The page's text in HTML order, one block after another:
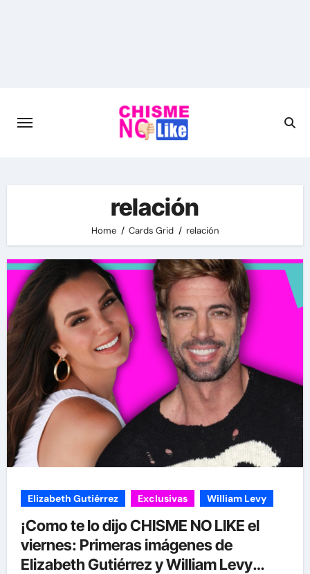
relación
Home Cards Grid relación
Elizabeth Gutiérrez Exclusivas William Levy
¡Como te lo dijo CHISME NO LIKE el
viernes: Primeras imágenes de
Elizabeth Gutiérrez y William Levy